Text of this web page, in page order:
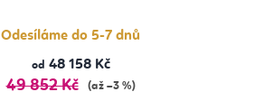
hvězdiček.
Odesíláme do 5-7 dnů
od 48 158 Kč
49 852 Kč (až –3 %)